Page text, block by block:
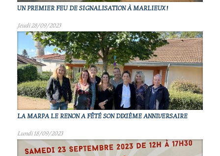
UN PREMIER FEU DE SIGNALISATION À MARLIEUX !
Jeudi 28/09/2023
LA MARPA LE RENON A FÊTÉ SON DIXIÈME ANNIVERSAIRE
Lundi 18/09/2023